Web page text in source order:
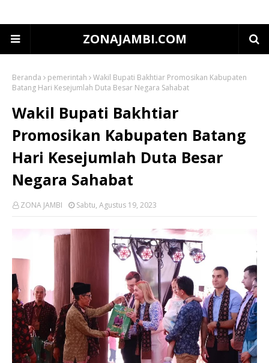
ZONAJAMBI.COM
Beranda pemerintah
Wakil Bupati Bakhtiar Promosikan Kabupaten
Batang Hari Kesejumlah Duta Besar Negara Sahabat
Wakil Bupati Bakhtiar
Promosikan Kabupaten Batang
Hari Kesejumlah Duta Besar
Negara Sahabat
ZONA JAMBI Sabtu, Agustus 19, 2023